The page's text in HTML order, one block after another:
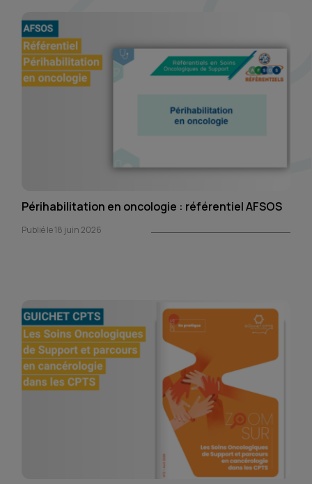
Périhabilitation en oncologie : référentiel AFSOS
Publié le 18 juin 2026